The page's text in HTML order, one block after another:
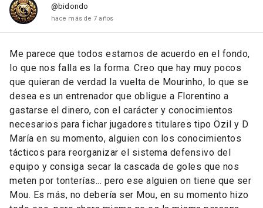
@bidondo
hace más de 7 años
Me parece que todos estamos de acuerdo en el fondo,
lo que nos falla es la forma. Creo que hay muy pocos
que quieran de verdad la vuelta de Mourinho, lo que se
desea es un entrenador que obligue a Florentino a
gastarse el dinero, con el carácter y conocimientos
necesarios para fichar jugadores titulares tipo Özil y D
María en su momento, alguien con los conocimientos
tácticos para reorganizar el sistema defensivo del
equipo y consiga secar la cascada de goles que nos
meten por tonterías... pero ese alguien on tiene que ser
Mou. Es más, no debería ser Mou, en su momento hizo